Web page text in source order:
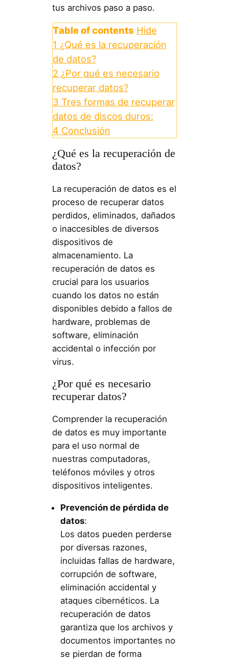
tus archivos paso a paso.
Table of contents Hide
1 ¿Qué es la recuperación
de datos?
2 ¿Por qué es necesario
recuperar datos?
3 Tres formas de recuperar
datos de discos duros:
4 Conclusión
¿Qué es la recuperación de
datos?
La recuperación de datos es el
proceso de recuperar datos
perdidos, eliminados, dañados
o inaccesibles de diversos
dispositivos de
almacenamiento. La
recuperación de datos es
crucial para los usuarios
cuando los datos no están
disponibles debido a fallos de
hardware, problemas de
software, eliminación
accidental o infección por
virus.
¿Por qué es necesario
recuperar datos?
Comprender la recuperación
de datos es muy importante
para el uso normal de
nuestras computadoras,
teléfonos móviles y otros
dispositivos inteligentes.
Prevención de pérdida de
datos:
Los datos pueden perderse
por diversas razones,
incluidas fallas de hardware,
corrupción de software,
eliminación accidental y
ataques cibernéticos. La
recuperación de datos
garantiza que los archivos y
documentos importantes no
se pierdan de forma